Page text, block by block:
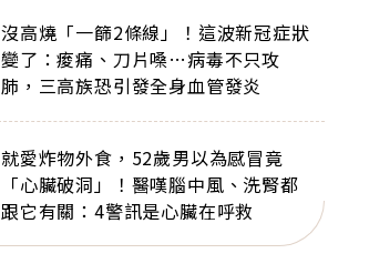
沒高燒「一篩2條線」！這波新冠症狀
變了：痠痛、刀片嗓…病毒不只攻
肺，三高族恐引發全身血管發炎
就愛炸物外食，52歲男以為感冒竟
「心臟破洞」！醫嘆腦中風、洗腎都
跟它有關：4警訊是心臟在呼救